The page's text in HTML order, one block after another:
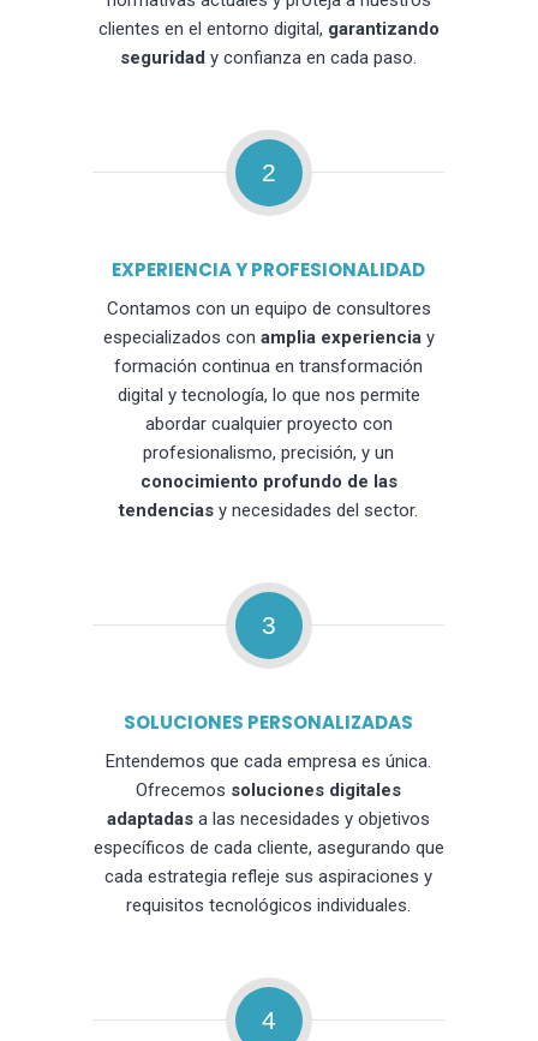
clientes en el entorno digital, garantizando
seguridad y confianza en cada paso.
2
EXPERIENCIA Y PROFESIONALIDAD
Contamos con un equipo de consultores
especializados con amplia experienciay
formación continua en transformación
digital y tecnología, lo que nos permite
abordar cualquier proyecto con
profesionalismo, precisión, y un
conocimiento profundo de las
tendencias y necesidades del sector.
3
SOLUCIONES PERSONALIZADAS
Entendemos que cada empresa es única.
Ofrecemos soluciones digitales
adaptadas a las necesidades y objetivos
específicos de cada cliente, asegurando que
cada estrategia refleje sus aspiraciones y
requisitos tecnológicos individuales.
4